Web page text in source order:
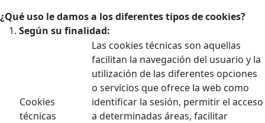
¿Qué uso le damos a los diferentes tipos de cookies?
Según su finalidad:
Cookies
técnicas
Las cookies técnicas son aquellas
facilitan la navegación del usuario y la
utilización de las diferentes opciones
o servicios que ofrece la web como
identificar la sesión, permitir el acceso
a determinadas áreas, facilitar